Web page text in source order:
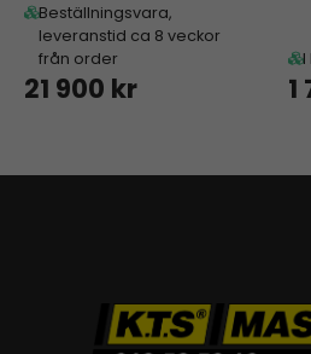
Beställningsvara,
leveranstid ca 8 veckor
från order
21 900 kr
I
1